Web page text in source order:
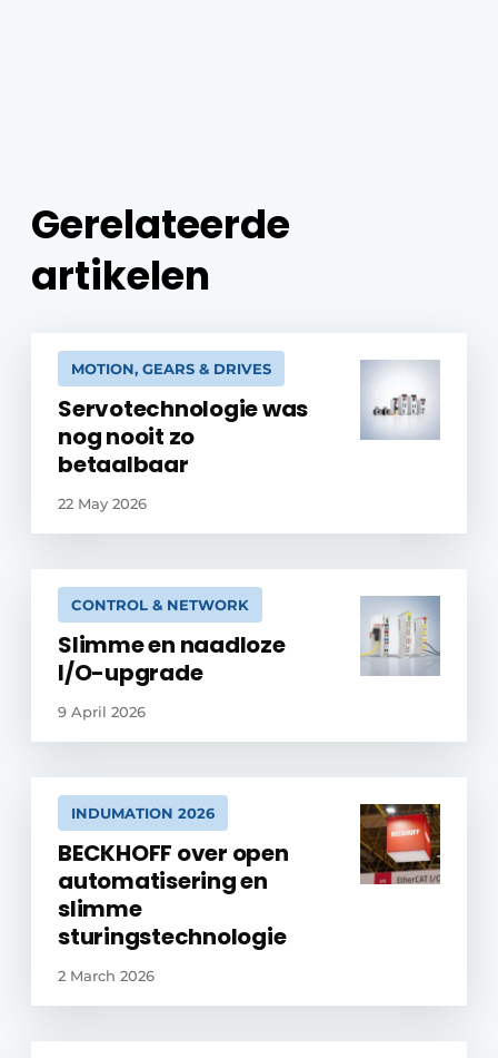
Gerelateerde
artikelen
MOTION, GEARS & DRIVES
Servotechnologie was
nog nooit zo
betaalbaar
22 May 2026
CONTROL & NETWORK
Slimme en naadloze
I/O-upgrade
9 April 2026
INDUMATION 2026
BECKHOFF over open
automatisering en
slimme
sturingstechnologie
2 March 2026